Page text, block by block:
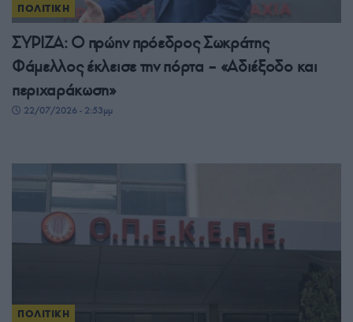
ΠΟΛΙΤΙΚΗ
ΣΥΡΙΖΑ: Ο πρώην πρόεδρος Σωκράτης
Φάμελλος έκλεισε την πόρτα – «Αδιέξοδο και
περιχαράκωση»
22/07/2026 - 2:53μμ
ΠΟΛΙΤΙΚΗ